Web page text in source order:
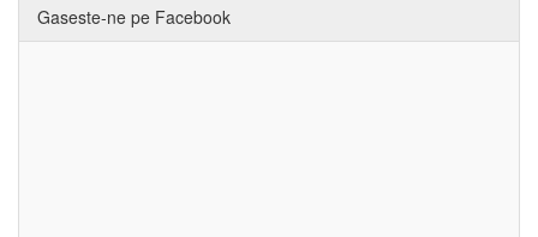
Gaseste-ne pe Facebook